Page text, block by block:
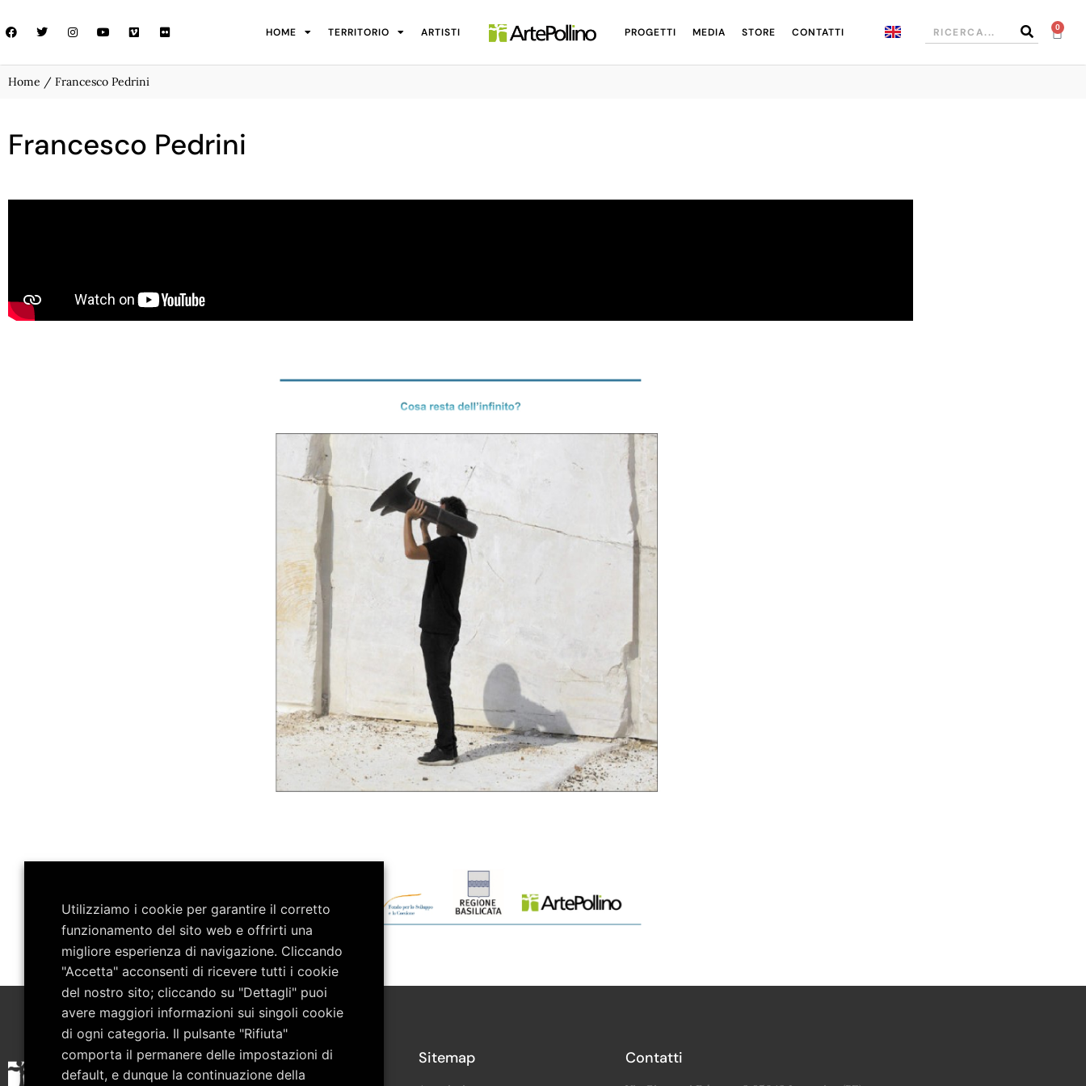
HOME TERRITORIO ARTISTI PROGETTI MEDIA STORE CONTATTI 0
Home / Francesco Pedrini
Francesco Pedrini
Sitemap Contatti
Utilizziamo i cookie per garantire il corretto
funzionamento del sito web e offrirti una
migliore esperienza di navigazione. Cliccando
"Accetta" acconsenti di ricevere tutti i cookie
del nostro sito; cliccando su "Dettagli" puoi
avere maggiori informazioni sui singoli cookie
di ogni categoria. Il pulsante "Rifiuta"
comporta il permanere delle impostazioni di
default, e dunque la continuazione della